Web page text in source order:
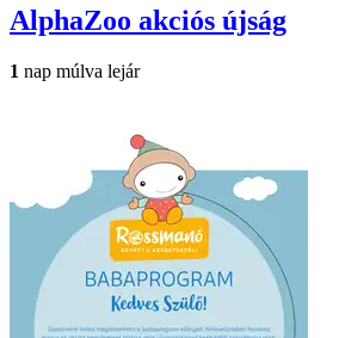
AlphaZoo akciós újság
1 nap múlva lejár